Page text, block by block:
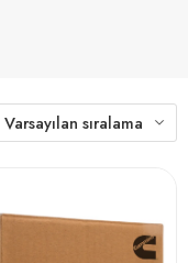
Varsayılan sıralama